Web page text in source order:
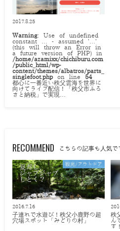
2017.8.25
Warning: Use of undefined
constant … - assumed '…'
(this will throw an Error in
a future version of PHP) in
/home/azamixx/chichiburu.com
/public_html/wp-
content/themes/albatros/parts_
singlefoot.phpon line 54
都心に一番近い秩父雲海を世界に
向けてライブ配信！「秩父市ふる
さと納税」で実現…
RECOMMEND こちらの記事も人気で
観光/アウトドア
2016.7.16
子連れで水遊び！秩父小鹿野の超
穴場スポット「みどりの村」
秩
ん
す！